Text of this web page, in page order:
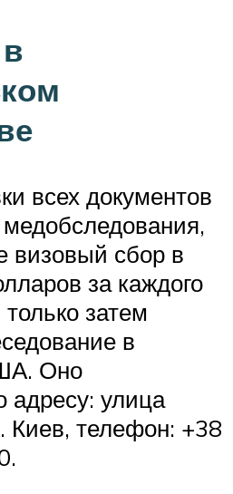
всех документов
визовый сбор в
за каждого
затем
в
Оно
адресу: улица
Киев, телефон: +38